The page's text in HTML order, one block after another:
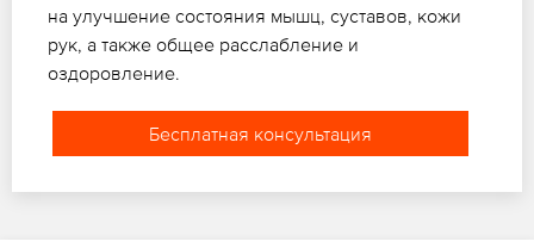
на улучшение состояния мышц, суставов, кожи
рук, а также общее расслабление и
оздоровление.
Бесплатная консультация